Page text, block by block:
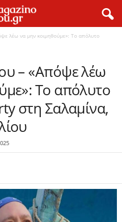
λέω να μην κοιμηθούμε»: Το απόλυτο
– «Απόψε λέω
Το απόλυτο
στη Σαλαμίνα,